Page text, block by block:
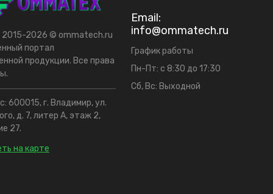
2015-2026 © ommatech.ru
портал
продукции. Все права
600015, г. Владимир, ул.
д. 7, литер А, этаж 2,
27.
на карте
Email:
info@ommatech.ru
График работы
Пн-Пт: с 8:30 до 17:30
Сб, Вс: Выходной